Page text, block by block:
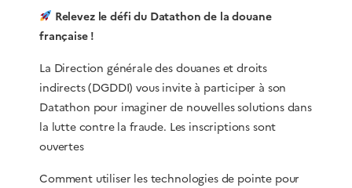
Relevez le défi du Datathon de la douane
française !
La Direction générale des douanes et droits
indirects (DGDDI) vous invite à participer à son
Datathon pour imaginer de nouvelles solutions dans
la lutte contre la fraude. Les inscriptions sont
ouvertes
Comment utiliser les technologies de pointe pour